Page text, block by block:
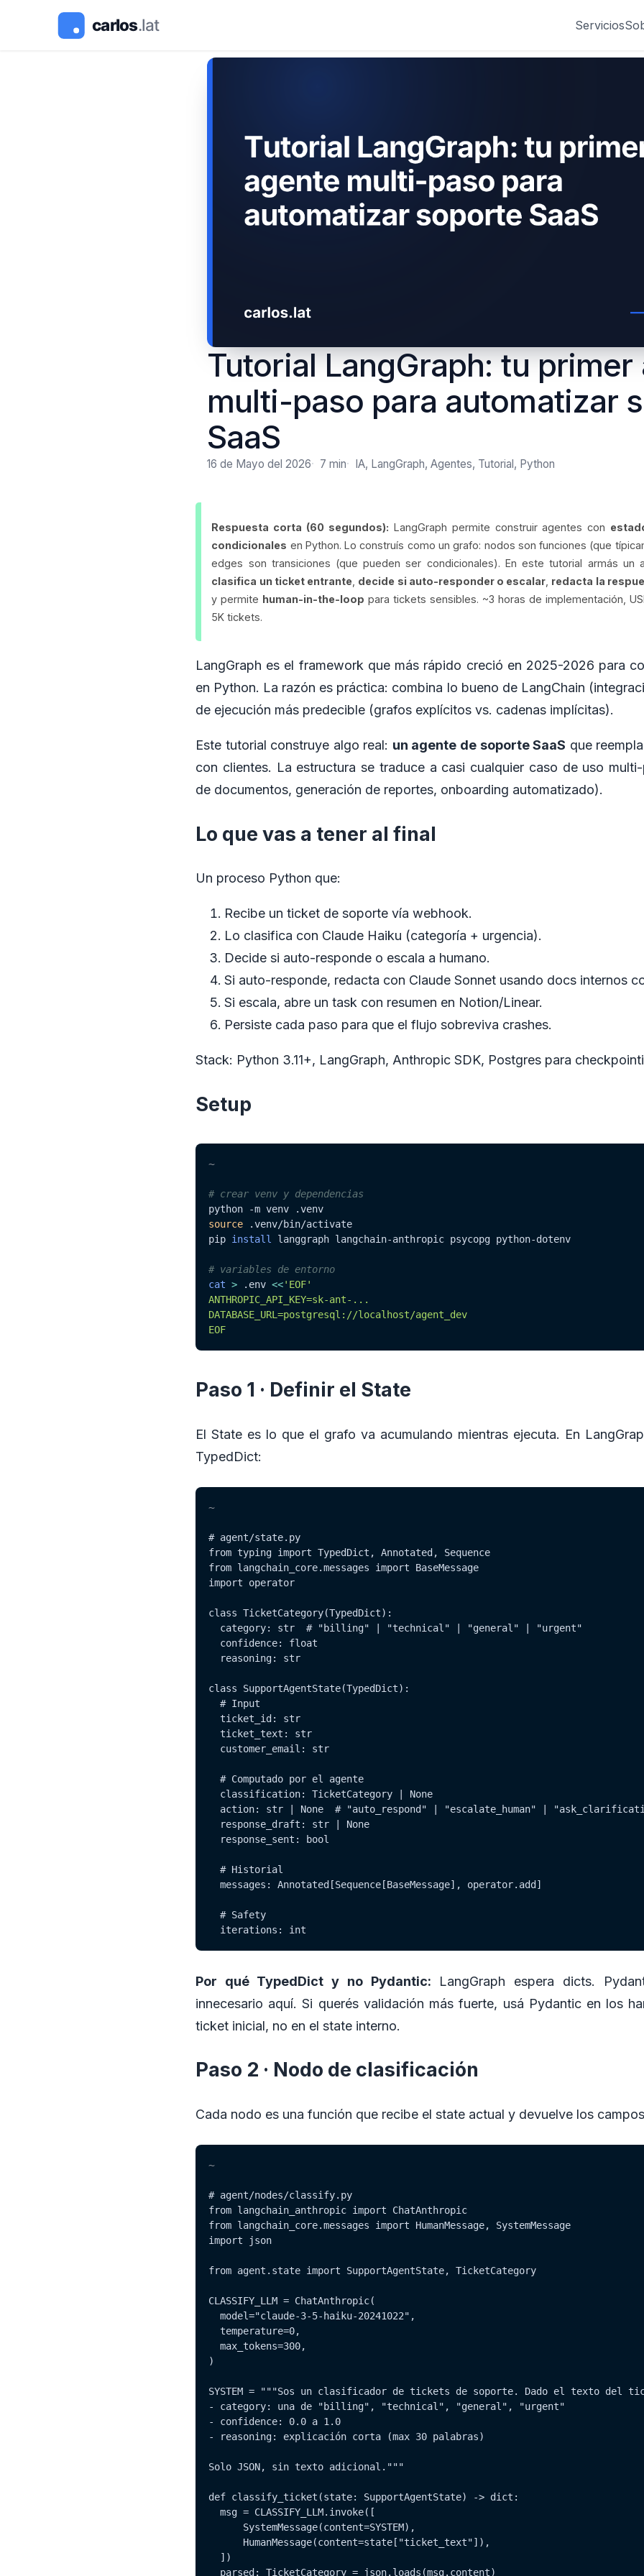
Servicios
Tutorial LangGraph: tu primer
multi-paso para automatizar
SaaS
16 de Mayo del 2026 7 min IA, LangGraph, Agentes, Tutorial, Python
Respuesta corta (60 segundos): LangGraph permite construir agentes con
condicionales en Python. Lo construís como un grafo: nodos son funciones (que
edges son transiciones (que pueden ser condicionales). En este tutorial armás un
clasifica un ticket entrante decide si auto-responder o escalar redacta la
y permite human-in-the-loop para tickets sensibles. ~3 horas de implementación,
5K tickets.
LangGraph es el framework que más rápido creció en 2025-2026 para
en Python. La razón es práctica: combina lo bueno de LangChain
de ejecución más predecible (grafos explícitos vs. cadenas implícitas).
Este tutorial construye algo real: un agente de soporte SaaS que
con clientes. La estructura se traduce a casi cualquier caso de uso
de documentos, generación de reportes, onboarding automatizado).
Lo que vas a tener al final
Un proceso Python que:
Recibe un ticket de soporte vía webhook.
Lo clasifica con Claude Haiku (categoría + urgencia).
Decide si auto-responde o escala a humano.
Si auto-responde, redacta con Claude Sonnet usando docs internos
Si escala, abre un task con resumen en Notion/Linear.
Persiste cada paso para que el flujo sobreviva crashes.
Stack: Python 3.11+, LangGraph, Anthropic SDK, Postgres para
Setup
~
# crear venv y dependencias
python
-m
source .venv/bin/activate
pip install langgraph langchain-anthropic psycopg python-dotenv
# variables de entorno
cat > .env <<'EOF'
ANTHROPIC_API_KEY=sk-ant-...
DATABASE_URL=postgresql://localhost/agent_dev
EOF
Paso 1 · Definir el State
El State es lo que el grafo va acumulando mientras ejecuta. En
TypedDict:
~
# agent/state.py
from typing import TypedDict, Annotated, Sequence
from langchain_core.messages import BaseMessage
import operator
class TicketCategory(TypedDict):
  category: str  # "billing" | "technical" | "general" | "urgent"
  confidence: float
  reasoning: str
class SupportAgentState(TypedDict):
  # Input
  ticket_id: str
  ticket_text: str
  customer_email: str
  # Computado por el agente
  classification: TicketCategory | None
action: str | None  # "auto_respond" | "escalate_human" |
  response_draft: str | None
  response_sent: bool
  # Historial
  messages: Annotated[Sequence[BaseMessage], operator.add]
  # Safety
  iterations: int
Por qué TypedDict y no Pydantic: LangGraph espera dicts.
innecesario aquí. Si querés validación más fuerte, usá Pydantic en los
ticket inicial, no en el state interno.
Paso 2 · Nodo de clasificación
Cada nodo es una función que recibe el state actual y devuelve los
~
# agent/nodes/classify.py
from langchain_anthropic import ChatAnthropic
from langchain_core.messages import HumanMessage, SystemMessage
import json
from agent.state import SupportAgentState, TicketCategory
CLASSIFY_LLM = ChatAnthropic(
  model="claude-3-5-haiku-20241022",
  temperature=0,
  max_tokens=300,
)
SYSTEM = """Sos un clasificador de tickets de soporte. Dado el texto del
- category: una de "billing", "technical", "general", "urgent"
- confidence: 0.0 a 1.0
- reasoning: explicación corta (max 30 palabras)
Solo JSON, sin texto adicional."""
def classify_ticket(state: SupportAgentState) -> dict:
  msg = CLASSIFY_LLM.invoke([
  ])
  parsed: TicketCategory = json.loads(msg.content)